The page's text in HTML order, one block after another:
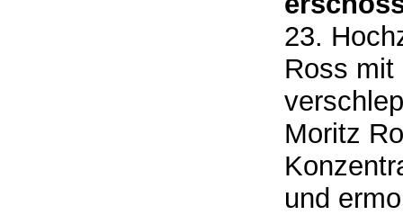
23.
Ross mit
Moritz
und